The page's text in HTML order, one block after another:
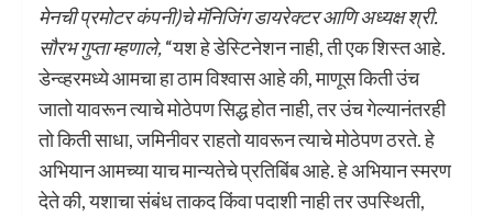
मेनची प्रमोटर कंपनी)चे मॅनिजिंग डायरेक्टर आणि अध्यक्ष श्री.
सौरभ गुप्ता म्हणाले,“यश हे डेस्टिनेशन नाही, ती एक शिस्त आहे.
डेन्व्हरमध्ये आमचा हा ठाम विश्वास आहे की, माणूस किती उंच
जातो यावरून त्याचे मोठेपण सिद्ध होत नाही, तर उंच गेल्यानंतरही
तो किती साधा, जमिनीवर राहतो यावरून त्याचे मोठेपण ठरते. हे
अभियान आमच्या याच मान्यतेचे प्रतिबिंब आहे. हे अभियान स्मरण
देते की, यशाचा संबंध ताकद किंवा पदाशी नाही तर उपस्थिती,